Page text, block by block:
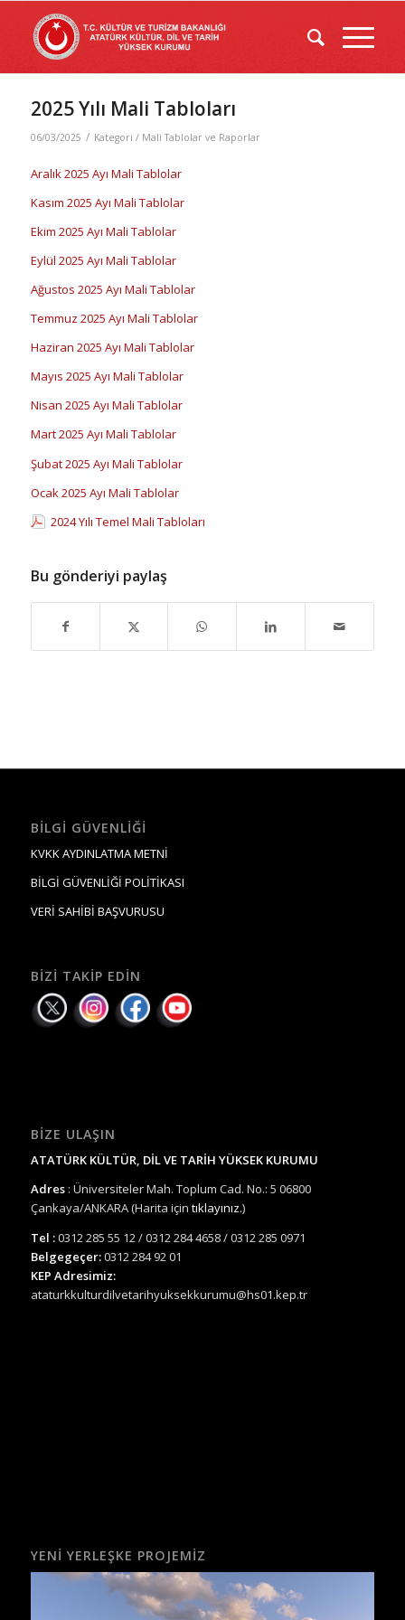
2025 Yılı Mali Tabloları
06/03/2025 / Kategori / Mali Tablolar ve Raporlar
Aralık 2025 Ayı Mali Tablolar
Kasım 2025 Ayı Mali Tablolar
Ekim 2025 Ayı Mali Tablolar
Eylül 2025 Ayı Mali Tablolar
Ağustos 2025 Ayı Mali Tablolar
Temmuz 2025 Ayı Mali Tablolar
Haziran 2025 Ayı Mali Tablolar
Mayıs 2025 Ayı Mali Tablolar
Nisan 2025 Ayı Mali Tablolar
Mart 2025 Ayı Mali Tablolar
Şubat 2025 Ayı Mali Tablolar
Ocak 2025 Ayı Mali Tablolar
2024 Yılı Temel Mali Tabloları
Bu gönderiyi paylaş
BILGI GÜVENLIĞI
KVKK AYDINLATMA METNİ
BİLGİ GÜVENLİĞİ POLİTİKASI
VERİ SAHİBİ BAŞVURUSU
BIZI TAKIP EDIN
BIZE ULAŞIN
ATATÜRK KÜLTÜR, DİL VE TARİH YÜKSEK KURUMU
Adres : Üniversiteler Mah. Toplum Cad. No.: 5 06800
Çankaya/ANKARA (Harita için tıklayınız.)
Tel :0312 285 55 12 / 0312 284 4658 / 0312 285 0971
Belgegeçer:0312 284 92 01
KEP Adresimiz:
ataturkkulturdilvetarihyuksekkurumu@hs01.kep.tr
YENI YERLEŞKE PROJEMIZ